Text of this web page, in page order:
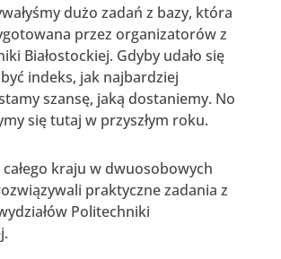
dużo zadań z bazy, która
przez organizatorów z
Białostockiej. Gdyby udało się
indeks, jak najbardziej
szansę, jaką dostaniemy. No
się tutaj w przyszłym roku.
kraju w dwuosobowych
praktyczne zadania z
Politechniki